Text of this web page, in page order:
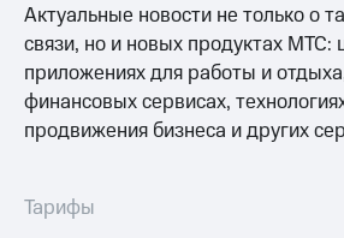
Актуальные новости не только о
связи, но и новых продуктах
приложениях для работы и
финансовых сервисах,
продвижения бизнеса и других
Тарифы